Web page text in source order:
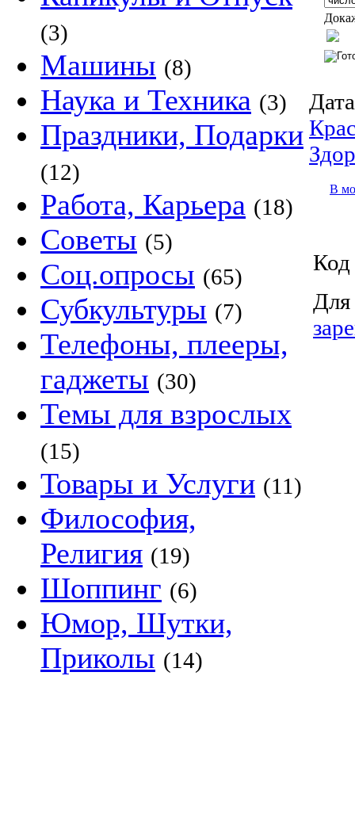
(3)
Машины (8)
Наука и Техника (3)
Праздники, Подарки
(12)
Работа, Карьера (18)
Советы (5)
Соц.опросы (65)
Субкультуры (7)
Телефоны, плееры,
гаджеты (30)
Темы для взрослых
(15)
Товары и Услуги (11)
Философия,
Религия (19)
Шоппинг (6)
Юмор, Шутки,
Приколы (14)
В
Код
Для